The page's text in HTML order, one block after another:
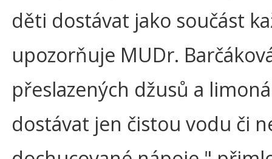
děti dostávat jako součást
upozorňuje MUDr.
přeslazených džusů a
dostávat jen čistou vodu či